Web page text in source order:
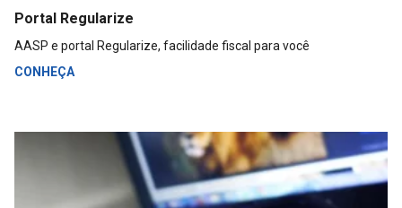
Portal Regularize
AASP e portal Regularize, facilidade fiscal para você
CONHEÇA